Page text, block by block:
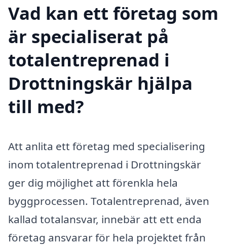
Vad kan ett företag som
är specialiserat på
totalentreprenad i
Drottningskär hjälpa
till med?
Att anlita ett företag med specialisering
inom totalentreprenad i Drottningskär
ger dig möjlighet att förenkla hela
byggprocessen. Totalentreprenad, även
kallad totalansvar, innebär att ett enda
företag ansvarar för hela projektet från